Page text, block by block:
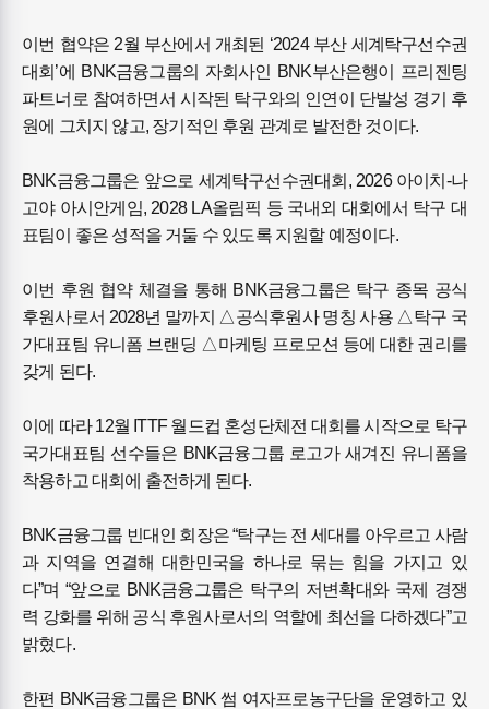
이번 협약은 2월 부산에서 개최된 ‘2024 부산 세계탁구선수권
대회’에 BNK금융그룹의 자회사인 BNK부산은행이 프리젠팅
파트너로 참여하면서 시작된 탁구와의 인연이 단발성 경기 후
원에 그치지 않고, 장기적인 후원 관계로 발전한 것이다.
BNK금융그룹은 앞으로 세계탁구선수권대회, 2026 아이치-나
고야 아시안게임, 2028 LA올림픽 등 국내외 대회에서 탁구 대
표팀이 좋은 성적을 거둘 수 있도록 지원할 예정이다.
이번 후원 협약 체결을 통해 BNK금융그룹은 탁구 종목 공식
후원사로서 2028년 말까지 △공식후원사 명칭 사용 △탁구 국
가대표팀 유니폼 브랜딩 △마케팅 프로모션 등에 대한 권리를
갖게 된다.
이에 따라 12월 ITTF 월드컵 혼성단체전 대회를 시작으로 탁구
국가대표팀 선수들은 BNK금융그룹 로고가 새겨진 유니폼을
착용하고 대회에 출전하게 된다.
BNK금융그룹 빈대인 회장은 “탁구는 전 세대를 아우르고 사람
과 지역을 연결해 대한민국을 하나로 묶는 힘을 가지고 있
다”며 “앞으로 BNK금융그룹은 탁구의 저변확대와 국제 경쟁
력 강화를 위해 공식 후원사로서의 역할에 최선을 다하겠다”고
밝혔다.
한편 BNK금융그룹은 BNK 썸 여자프로농구단을 운영하고 있